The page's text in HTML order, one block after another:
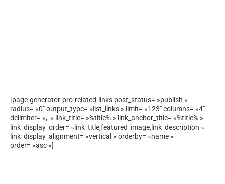
[page-generator-pro-related-links post_status= »publish »
radius= »0″ output_type= »list_links » limit= »123″ columns= »4″
delimiter= », » link_title= »%title% » link_anchor_title= »%title% »
link_display_order= »link_title,featured_image,link_description »
link_display_alignment= »vertical » orderby= »name »
order= »asc »]